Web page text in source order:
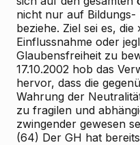
nicht nur auf
beziehe. Ziel sei es,
Einflussnahme oder
Glaubensfreiheit zu
17.10.2002 hob das
hervor, dass die
Wahrung der
zu fragilen und
zwingender gewesen
(64) Der GH hat